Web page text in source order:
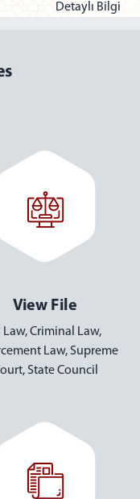
Detaylı Bilgi
View Audit Log
Hukuk İcra